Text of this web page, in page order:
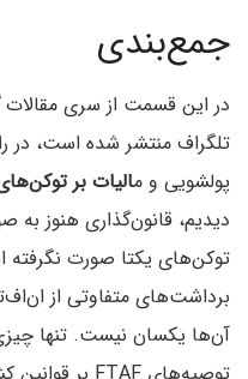
جمع‌بندی
در این قسمت از سری مقالات
تلگراف منتشر شده است، در
پولشویی و مالیات بر
دیدیم، قانون‌گذاری هنوز
توکن‌های یکتا صورت
برداشت‌های متفاوتی از
آن‌ها یکسان نیست. تنها